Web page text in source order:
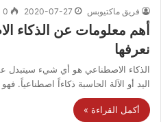
فريق ماكتيوبس 2020-07-27
0
أهم معلومات عن الذكاء
نعرفها
الذكاء الاصطناعي هو أي شيء سيتبدل
اليد أو الآلة الحاسبة ذكاءاً اصطناعياً.
أكمل القراءة »